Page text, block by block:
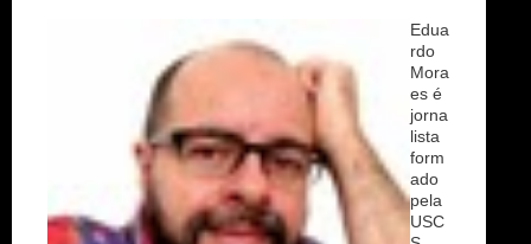
Edua
rdo
Mora
es é
jorna
lista
form
ado
pela
USC